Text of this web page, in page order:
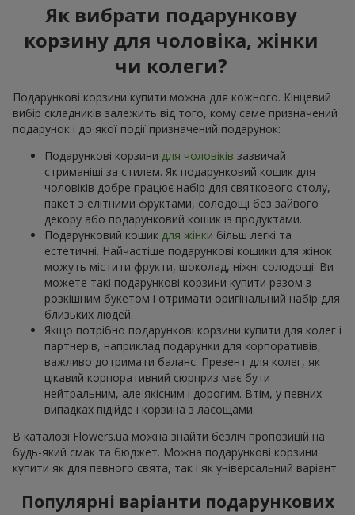
Як вибрати подарункову
корзину для чоловіка, жінки
чи колеги?
Подарункові корзини купити можна для кожного. Кінцевий
вибір складників залежить від того, кому саме призначений
подарунок і до якої події призначений подарунок:
Подарункові корзини для чоловіків зазвичай
стриманіші за стилем. Як подарунковий кошик для
чоловіків добре працює набір для святкового столу,
пакет з елітними фруктами, солодощі без зайвого
декору або подарунковий кошик із продуктами.
Подарунковий кошик для жінки більш легкі та
естетичні. Найчастіше подарункові кошики для жінок
можуть містити фрукти, шоколад, ніжні солодощі. Ви
можете такі подарункові корзини купити разом з
розкішним букетом і отримати оригінальний набір для
близьких людей.
Якщо потрібно подарункові корзини купити для колег і
партнерів, наприклад подарунки для корпоративів,
важливо дотримати баланс. Презент для колег, як
цікавий корпоративний сюрприз має бути
нейтральним, але якісним і дорогим. Втім, у певних
випадках підійде і корзина з ласощами.
В каталозі Flowers.ua можна знайти безліч пропозицій на
будь-який смак та бюджет. Можна подарункові корзини
купити як для певного свята, так і як універсальний варіант.
Популярні варіанти подарункових